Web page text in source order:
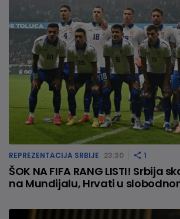
REPREZENTACIJA SRBIJE 23:30 1
ŠOK NA FIFA RANG LISTI! Srbija
na Mundijalu, Hrvati u